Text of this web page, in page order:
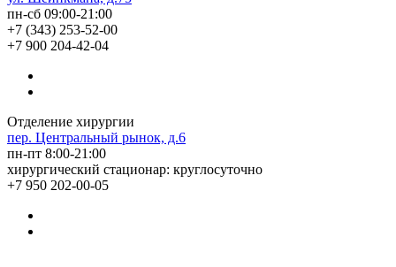
пн-сб 09:00-21:00
+7 (343) 253-52-00
+7 900 204-42-04
Отделение хирургии
пер. Центральный рынок, д.6
пн-пт 8:00-21:00
хирургический стационар: круглосуточно
+7 950 202-00-05